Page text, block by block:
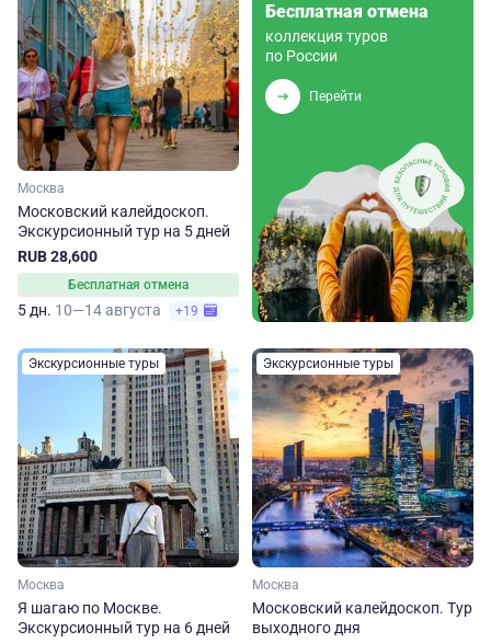
Москва
Московский калейдоскоп.
Экскурсионный тур на 5 дней
RUB 28,600
Бесплатная отмена
5 дн. 10—14 августа +19
Бесплатная отмена
коллекция туров
по России
Перейти
Экскурсионные туры
Москва
Я шагаю по Москве.
Экскурсионный тур на 6 дней
Экскурсионные туры
Москва
Московский калейдоскоп. Тур
выходного дня